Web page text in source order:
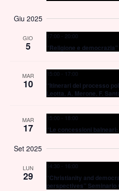
Giu 2025
GIO
5
17:00 - 20:00
“Religione e
MAR
10
15:00 - 17:00
“Itinerari del processo
Leotta, A. Merone, F.
MAR
17
15:00 - 18:00
“Le concessioni
Set 2025
LUN
29
14:30 - 16:00
“Christianity and
perspectives” Seminario